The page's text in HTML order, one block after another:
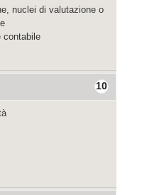
nuclei di valutazione o
contabile
10